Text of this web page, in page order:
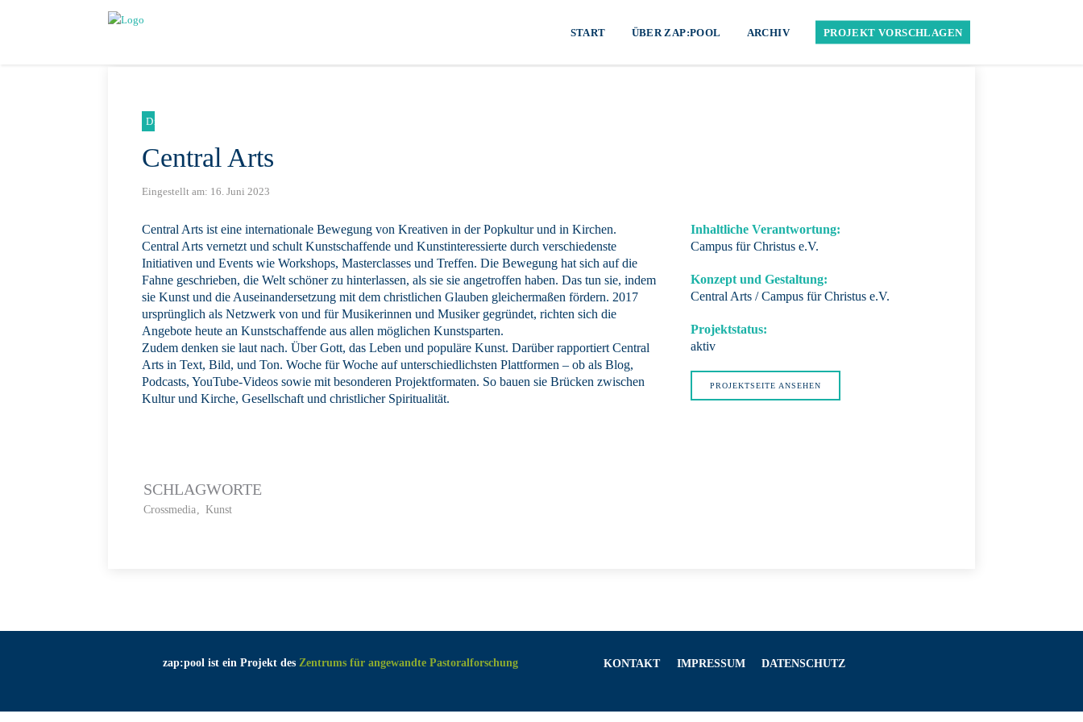
START ÜBER ZAP:POOL ARCHIV PROJEKT VORSCHLAGEN
Digital
Central Arts
Eingestellt am: 16. Juni 2023
Central Arts ist eine internationale Bewegung von Kreativen in der Popkultur und in Kirchen.
Central Arts vernetzt und schult Kunstschaffende und Kunstinteressierte durch verschiedenste
Initiativen und Events wie Workshops, Masterclasses und Treffen. Die Bewegung hat sich auf die
Fahne geschrieben, die Welt schöner zu hinterlassen, als sie sie angetroffen haben. Das tun sie, indem
sie Kunst und die Auseinandersetzung mit dem christlichen Glauben gleichermaßen fördern. 2017
ursprünglich als Netzwerk von und für Musikerinnen und Musiker gegründet, richten sich die
Angebote heute an Kunstschaffende aus allen möglichen Kunstsparten.
Zudem denken sie laut nach. Über Gott, das Leben und populäre Kunst. Darüber rapportiert Central
Arts in Text, Bild, und Ton. Woche für Woche auf unter­schiedlichsten Plattformen – ob als Blog,
Podcasts, YouTube-Videos sowie mit besonderen Projektformaten. So bauen sie Brücken zwischen
Kultur und Kirche, Gesellschaft und christlicher Spiritualität.
Inhaltliche Verantwortung:
Campus für Christus e.V.
Konzept und Gestaltung:
Central Arts / Campus für Christus e.V.
Projektstatus:
aktiv
PROJEKTSEITE ANSEHEN
SCHLAGWORTE
Crossmedia Kunst
zap:pool ist ein Projekt des Zentrums für angewandte Pastoralforschung KONTAKT IMPRESSUM DATENSCHUTZ